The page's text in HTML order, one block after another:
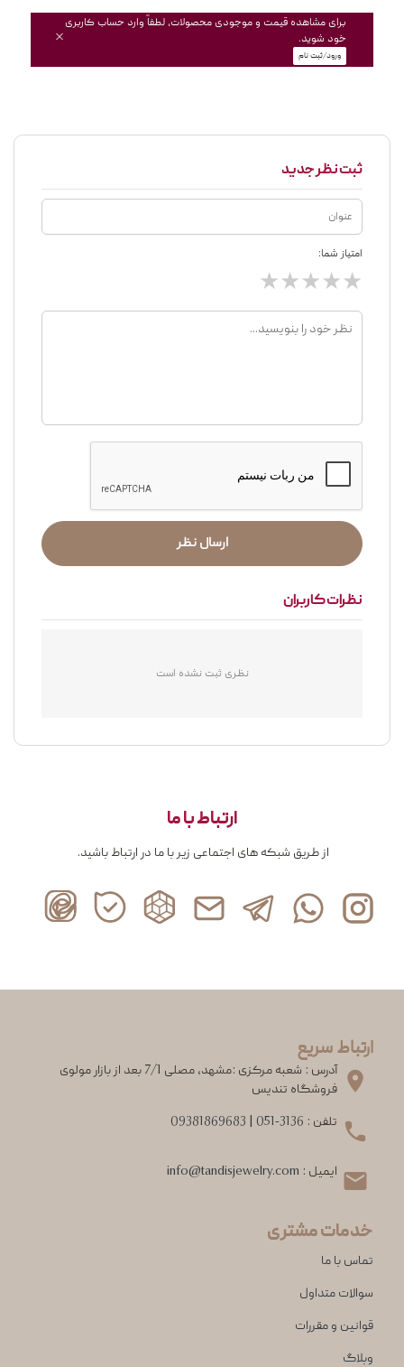
برای مشاهده قیمت و موجودی محصولات، لطفاً وارد حساب کاربری
خود شوید.
ورود/ثبت نام
ثبت نظر جدید
امتیاز شما:
★
★
★
★
★
ارسال نظر
نظرات کاربران
نظری ثبت نشده است
ارتباط با ما
از طریق شبکه های اجتماعی زیر با ما در ارتباط باشید.
ارتباط سریع
آدرس : شعبه مرکزی :مشهد، مصلی 7/1 بعد از بازار مولوی
فروشگاه تندیس
تلفن : 051-3136
09381869683
ایمیل : info@tandisjewelry.com
خدمات مشتری
تماس با ما
سوالات متداول
قوانین و مقررات
وبلاگ